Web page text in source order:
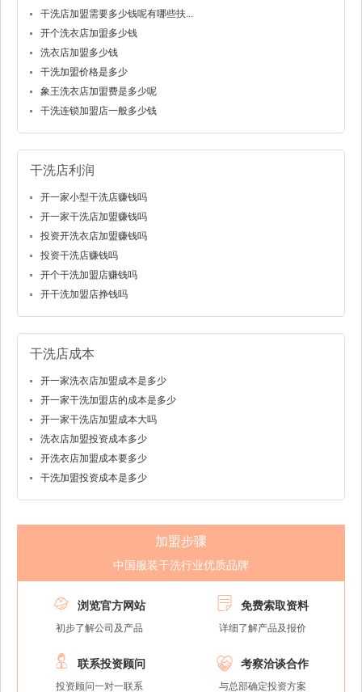
干洗店加盟需要多少钱呢有哪些扶...
开个洗衣店加盟多少钱
洗衣店加盟多少钱
干洗加盟价格是多少
象王洗衣店加盟费是多少呢
干洗连锁加盟店一般多少钱
干洗店利润
开一家小型干洗店赚钱吗
开一家干洗店加盟赚钱吗
投资开洗衣店加盟赚钱吗
投资干洗店赚钱吗
开个干洗加盟店赚钱吗
开干洗加盟店挣钱吗
干洗店成本
开一家洗衣店加盟成本是多少
开一家干洗加盟店的成本是多少
开一家干洗店加盟成本大吗
洗衣店加盟投资成本多少
开洗衣店加盟成本要多少
干洗加盟投资成本是多少
加盟步骤
中国服装干洗行业优质品牌
 浏览官方网站
初步了解公司及产品
 免费索取资料
详细了解产品及报价
 联系投资顾问
投资顾问一对一联系
 考察洽谈合作
与总部确定投资方案